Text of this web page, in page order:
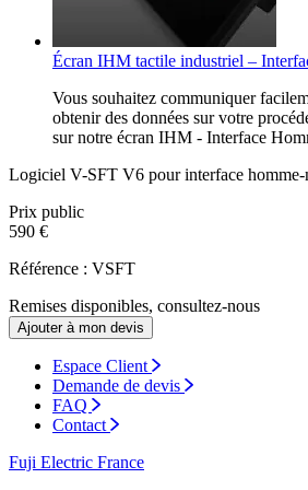
Écran IHM tactile industriel –
Vous souhaitez communiquer
obtenir des données sur votre
sur notre écran IHM - Interface
Logiciel V-SFT V6 pour interface homme-
Prix public
590 €
Référence : VSFT
Remises disponibles, consultez-nous
Ajouter à mon devis
Espace Client
Demande de devis
FAQ
Contact
Fuji Electric France